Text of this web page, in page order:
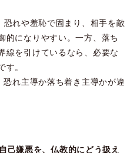
恐れや羞恥で固まり、相手を敵
的になりやすい。一方、落ち
線を引けているなら、必要な
。
れ主導か落ち着き主導かが違
己嫌悪を、仏教的にどう扱え